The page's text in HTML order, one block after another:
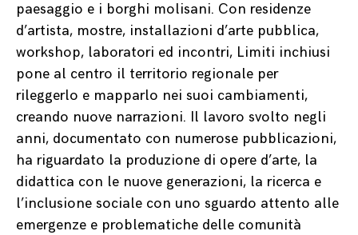
paesaggio e i borghi molisani. Con residenze
d’artista, mostre, installazioni d’arte pubblica,
workshop, laboratori ed incontri, Limiti inchiusi
pone al centro il territorio regionale per
rileggerlo e mapparlo nei suoi cambiamenti,
creando nuove narrazioni. Il lavoro svolto negli
anni, documentato con numerose pubblicazioni,
ha riguardato la produzione di opere d’arte, la
didattica con le nuove generazioni, la ricerca e
l’inclusione sociale con uno sguardo attento alle
emergenze e problematiche delle comunità